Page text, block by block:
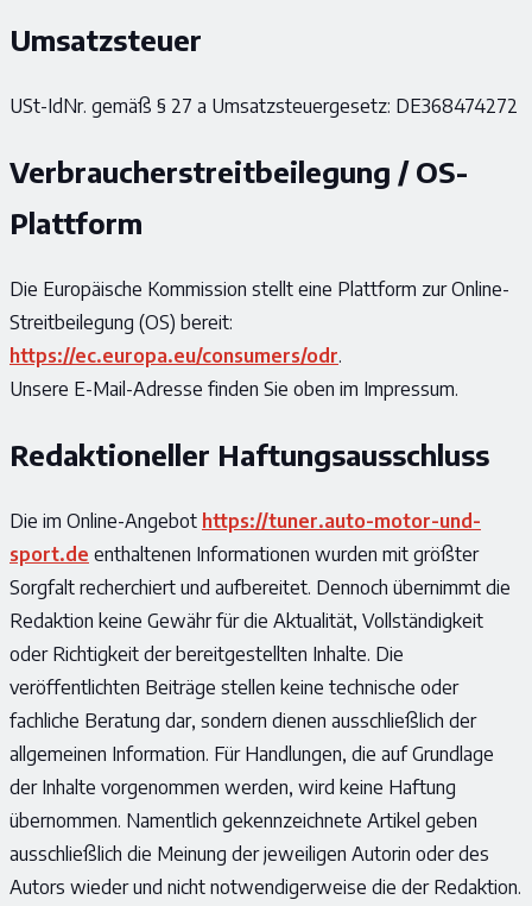
Umsatzsteuer
USt-IdNr. gemäß § 27 a Umsatzsteuergesetz: DE368474272
Verbraucherstreitbeilegung / OS-
Plattform
Die Europäische Kommission stellt eine Plattform zur Online-
Streitbeilegung (OS) bereit:
https://ec.europa.eu/consumers/odr.
Unsere E-Mail-Adresse finden Sie oben im Impressum.
Redaktioneller Haftungsausschluss
Die im Online-Angebot https://tuner.auto-motor-und-
sport.de enthaltenen Informationen wurden mit größter
Sorgfalt recherchiert und aufbereitet. Dennoch übernimmt die
Redaktion keine Gewähr für die Aktualität, Vollständigkeit
oder Richtigkeit der bereitgestellten Inhalte. Die
veröffentlichten Beiträge stellen keine technische oder
fachliche Beratung dar, sondern dienen ausschließlich der
allgemeinen Information. Für Handlungen, die auf Grundlage
der Inhalte vorgenommen werden, wird keine Haftung
übernommen. Namentlich gekennzeichnete Artikel geben
ausschließlich die Meinung der jeweiligen Autorin oder des
Autors wieder und nicht notwendigerweise die der Redaktion.